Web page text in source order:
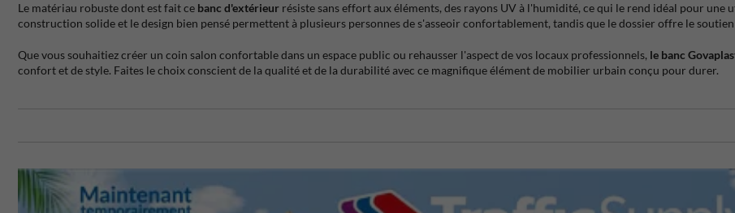
Le matériau robuste dont est fait ce banc d'extérieur résiste sans effort aux éléments, des rayons UV à l'humidité, ce qui le rend idéal pour
construction solide et le design bien pensé permettent à plusieurs personnes de s'asseoir confortablement, tandis que le dossier offre le soutien
Que vous souhaitiez créer un coin salon confortable dans un espace public ou rehausser l'aspect de vos locaux professionnels, le banc
confort et de style. Faites le choix conscient de la qualité et de la durabilité avec ce magnifique élément de mobilier urbain conçu pour durer.